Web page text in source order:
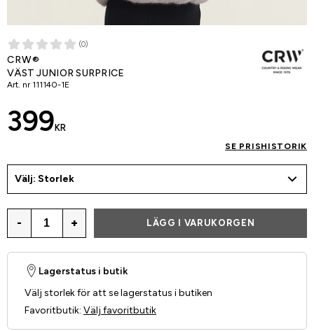
(0)
CRW®
VÄST JUNIOR SURPRICE
Art. nr 111140-1E
399 KR
SE PRISHISTORIK
Välj: Storlek
- + LÄGG I VARUKORGEN
Lagerstatus i butik
Välj storlek för att se lagerstatus i butiken
Favoritbutik: Välj favoritbutik